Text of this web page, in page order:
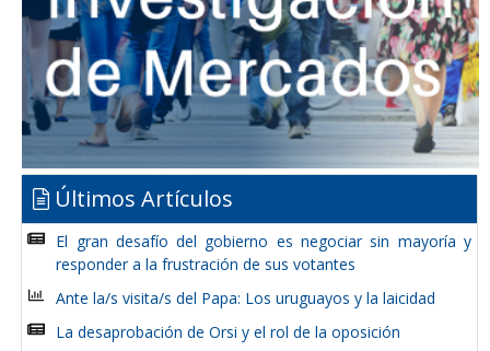
Últimos Artículos
El gran desafío del gobierno es negociar sin mayoría y
responder a la frustración de sus votantes
Ante la/s visita/s del Papa: Los uruguayos y la laicidad
La desaprobación de Orsi y el rol de la oposición